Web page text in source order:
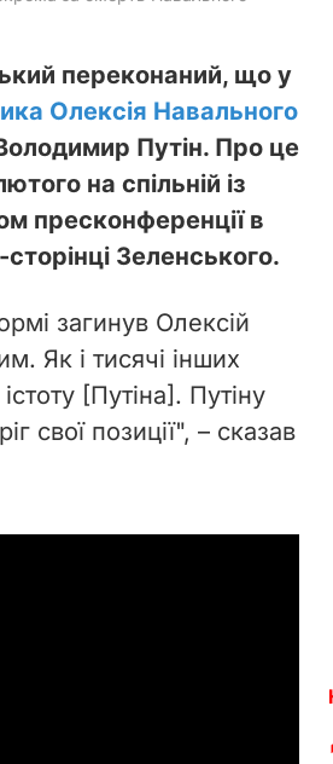
переконаний, що у
Олексія Навального
Путін. Про це
на спільній із
пресконференції в
Зеленського.
загинув Олексій
Як і тисячі інших
[Путіна]. Путіну
свої позиції", – сказав